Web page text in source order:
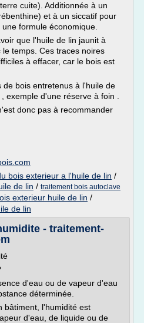
cuite). Additionnée à un
et à un siccatif pour
formule économique.
que l'huile de lin jaunit à
temps. Ces traces noires
à effacer, car le bois est
de bois entretenus à l'huile de
exemple d'une réserve à foin .
donc pas à recommander
bois exterieur a l'huile de lin /
de lin / traitement bois autoclave
exterieur huile de lin /
de lin
- traitement-
d'eau ou de vapeur d'eau
déterminée.
bâtiment, l'humidité est
d'eau, de liquide ou de